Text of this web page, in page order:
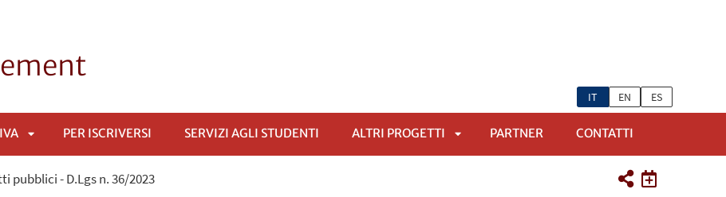
IT EN ES
APRI
PER ISCRIVERSI SERVIZI AGLI STUDENTI ALTRI PROGETTI PARTNER CONTATTI
pubblici - D.Lgs n. 36/2023